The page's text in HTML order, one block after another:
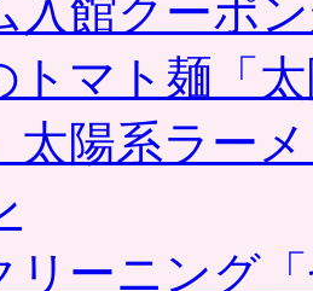
入館クーポ
トマト麺「
太陽系ラー
リーニング